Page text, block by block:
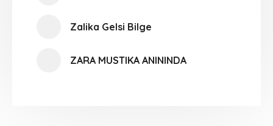
Zalika Gelsi Bilge
ZARA MUSTIKA ANININDA